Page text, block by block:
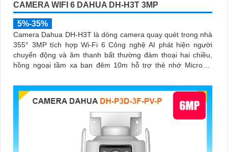
CAMERA WIFI 6 DAHUA DH-H3T 3MP
5%-35%
Camera Dahua DH-H3T là dòng camera quay quét trong nhà
355° 3MP tích hợp Wi-Fi 6 Công nghệ AI phát hiện người
chuyển động và âm thanh bất thường đàm thoại hai chiều,
hồng ngoại tầm xa ban đêm 10m hỗ trợ thẻ nhớ MicroSD